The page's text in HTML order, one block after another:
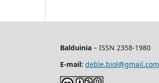
Balduinia – ISSN 2358-1980
E-mail: deble.biol@gmail.com